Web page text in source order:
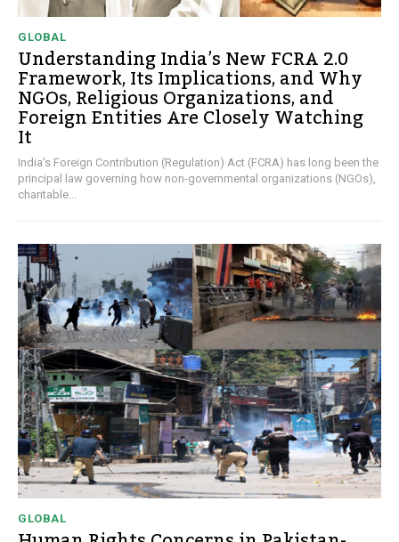
GLOBAL
Understanding India’s New FCRA 2.0
Framework, Its Implications, and Why
NGOs, Religious Organizations, and
Foreign Entities Are Closely Watching
It
India's Foreign Contribution (Regulation) Act (FCRA) has long been the
principal law governing how non-governmental organizations (NGOs),
charitable...
GLOBAL